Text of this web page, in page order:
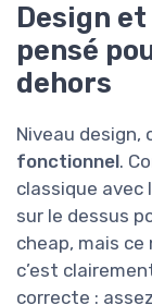
Design
pensé
dehors
Niveau design,
fonctionnel.
classique
sur le dessus
cheap, mais ce
c’est
correcte :